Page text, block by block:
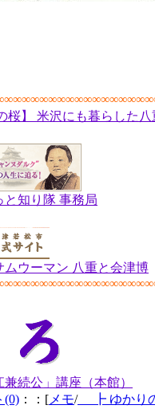
桜】 米沢にも暮らした八
知り隊 事務局
ウーマン 八重と会津博
続公」講座（本館）
(0) ：：[メモ/┣ ゆかりの